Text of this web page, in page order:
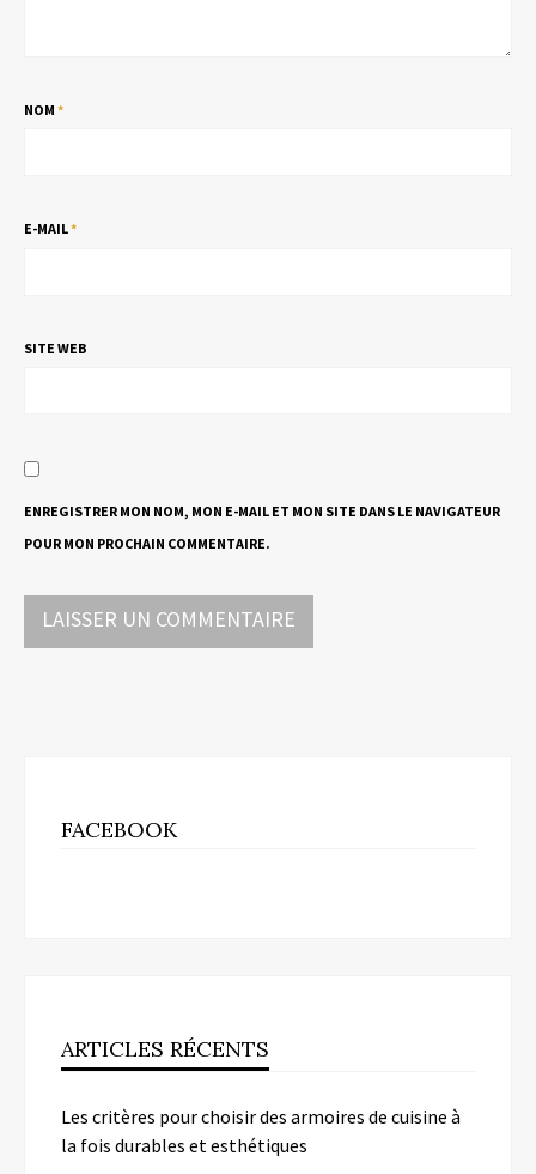
NOM *
E-MAIL*
SITE WEB
ENREGISTRER MON NOM, MON E-MAIL ET MON SITE DANS LE NAVIGATEUR
POUR MON PROCHAIN COMMENTAIRE.
FACEBOOK
ARTICLES RÉCENTS
Les critères pour choisir des armoires de cuisine à
la fois durables et esthétiques